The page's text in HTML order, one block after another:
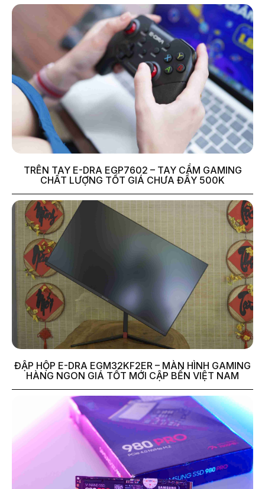
TRÊN TAY E-DRA EGP7602 – TAY CẦM GAMING
CHẤT LƯỢNG TỐT GIÁ CHƯA ĐẦY 500K
ĐẬP HỘP E-DRA EGM32KF2ER – MÀN HÌNH GAMING
HÀNG NGON GIÁ TỐT MỚI CẬP BẾN VIỆT NAM